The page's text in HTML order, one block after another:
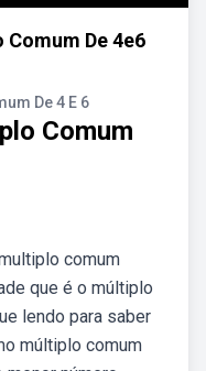
De 4e6
De 4 E 6
Comum
comum
que é o múltiplo
lendo para saber
múltiplo comum